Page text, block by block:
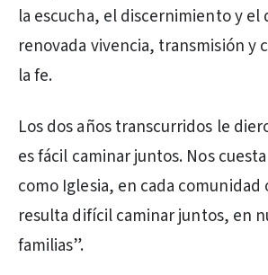
la escucha, el discernimiento y el
renovada vivencia, transmisión y
la fe.
Los dos años transcurridos le
es fácil caminar juntos. Nos
como Iglesia, en cada comunidad
resulta difícil caminar juntos, en
familias”.